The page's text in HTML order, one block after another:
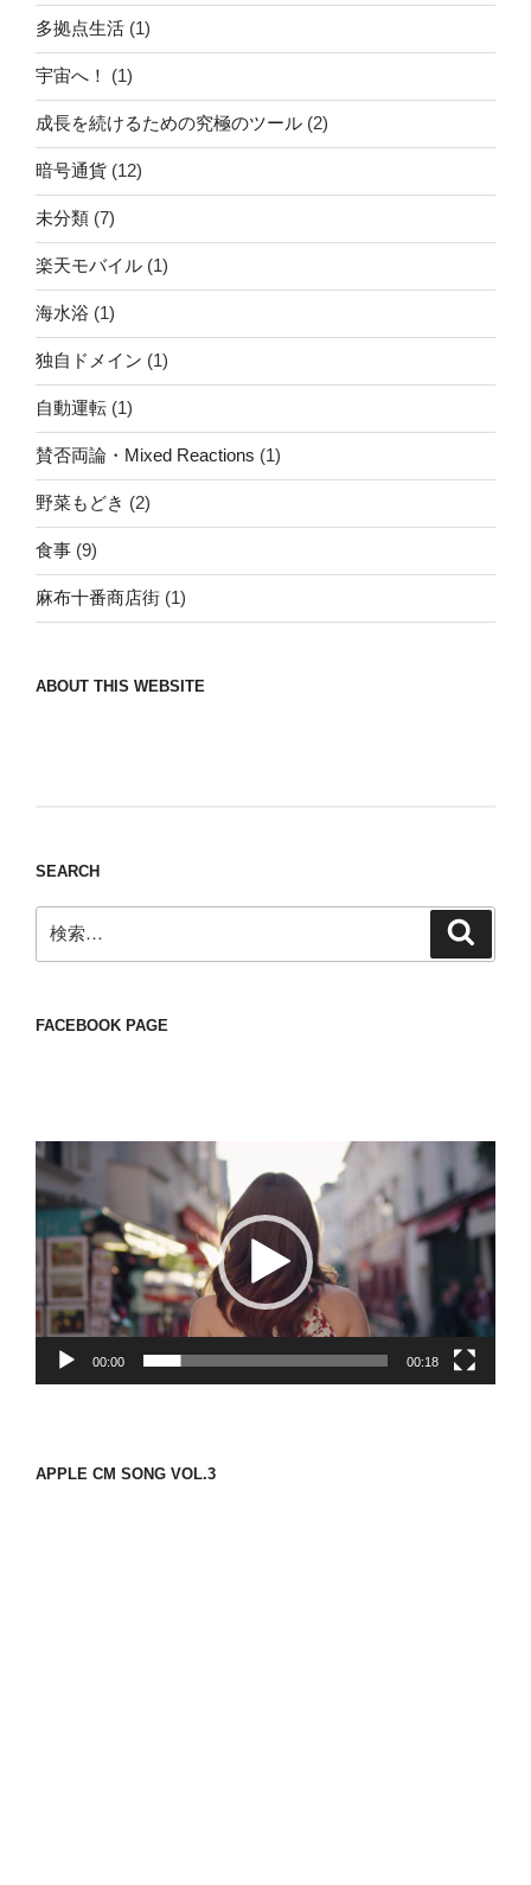
多拠点生活 (1)
宇宙へ！ (1)
成長を続けるための究極のツール (2)
暗号通貨 (12)
未分類 (7)
楽天モバイル (1)
海水浴 (1)
独自ドメイン (1)
自動運転 (1)
賛否両論・Mixed Reactions (1)
野菜もどき (2)
食事 (9)
麻布十番商店街 (1)
ABOUT THIS WEBSITE
SEARCH
索:
FACEBOOK PAGE
動
画
プ
レ
ー
ヤ
ー
00:00 00:18
APPLE CM SONG VOL.3